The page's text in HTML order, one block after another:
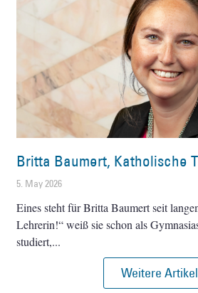
Britta Baumert, Katholische
5. May 2026
Eines steht für Britta Baumert seit
Lehrerin!“ weiß sie schon als
studiert,
Weitere Artikel